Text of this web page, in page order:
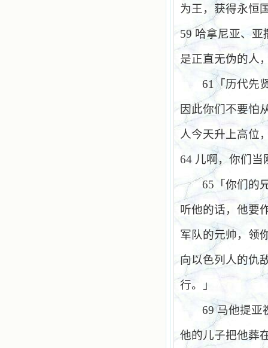
为王，获得永恒
59 哈拿尼亚、亚
是正直无伪的人
61 「历代先
因此你们不要怕
人今天升上高位
64 儿啊，你们当
65 「你们
听他的话，他要
军队的元帅，领
向以色列人的仇
行。」
69马他提亚
他的儿子把他葬